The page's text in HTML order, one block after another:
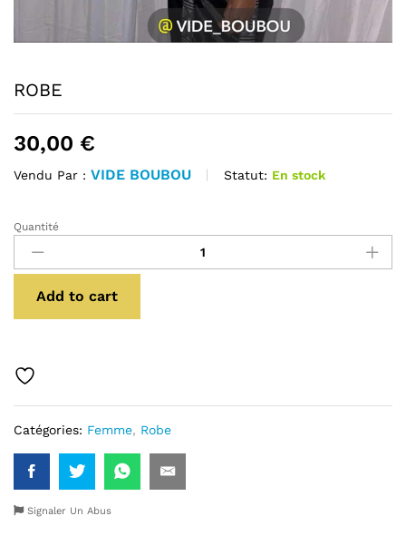
ROBE
30,00 €
Vendu Par : VIDE BOUBOU Statut: En stock
ROBE
quantité
Quantité
Add to cart
Catégories: Femme, Robe
Signaler Un Abus